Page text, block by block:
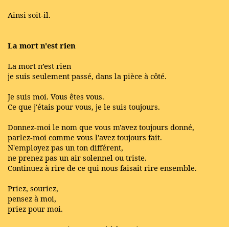
Ainsi soit-il.
La mort n'est rien
La mort n’est rien
je suis seulement passé, dans la pièce à côté.
Je suis moi. Vous êtes vous.
Ce que j'étais pour vous, je le suis toujours.
Donnez-moi le nom que vous m'avez toujours donné,
parlez-moi comme vous l'avez toujours fait.
N'employez pas un ton différent,
ne prenez pas un air solennel ou triste.
Continuez à rire de ce qui nous faisait rire ensemble.
Priez, souriez,
pensez à moi,
priez pour moi.